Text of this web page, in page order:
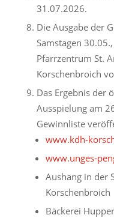
31.07.2026.
Die Ausgabe der
Samstagen
Pfarrzentrum St.
Korschenbroich
Das Ergebnis der
Ausspielung am
Gewinnliste
www.kdh-
www.unges-
Aushang in der
Korschenbroich
Bäckerei